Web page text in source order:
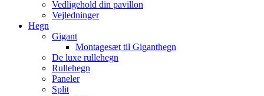
Vedligehold din pavillon
Vejledninger
Hegn
Gigant
Montagesæt til Giganthegn
De luxe rullehegn
Rullehegn
Paneler
Split